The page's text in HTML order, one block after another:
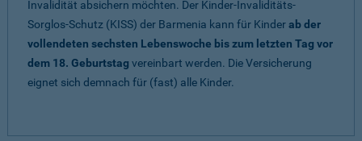
Invalidität absichern möchten. Der Kinder-Invaliditäts-
Sorglos-Schutz (KISS) der Barmenia kann für Kinderab der
vollendeten sechsten Lebenswoche bis zum letzten Tag vor
dem 18. Geburtstag vereinbart werden. Die Versicherung
eignet sich demnach für (fast) alle Kinder.